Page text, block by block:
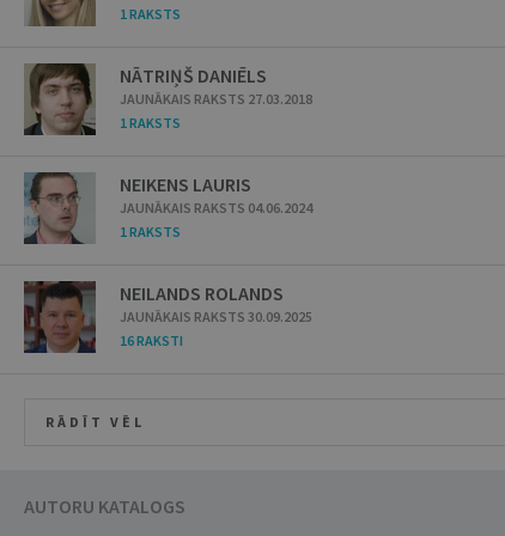
1 RAKSTS
NĀTRIŅŠ DANIĒLS
JAUNĀKAIS RAKSTS 27.03.2018
1 RAKSTS
NEIKENS LAURIS
JAUNĀKAIS RAKSTS 04.06.2024
1 RAKSTS
NEILANDS ROLANDS
JAUNĀKAIS RAKSTS 30.09.2025
16 RAKSTI
RĀDĪT VĒL
AUTORU KATALOGS